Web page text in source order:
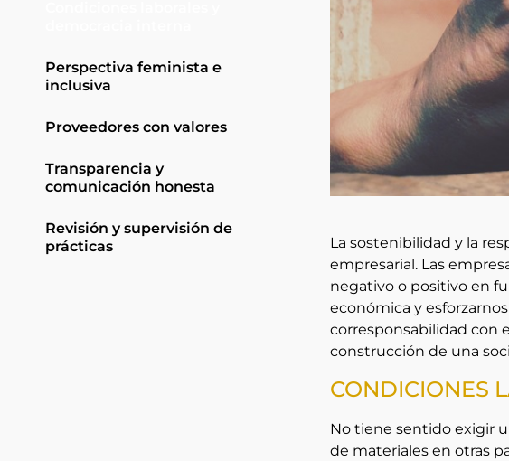
Perspectiva feminista e
inclusiva
Proveedores con valores
Transparencia y
comunicación honesta
Revisión y supervisión de
prácticas
La sostenibilidad y la
empresarial. Las
negativo o positivo en
económica y
corresponsabilidad con
construcción de una
CONDICIONES
No tiene sentido exigir
de materiales en otras